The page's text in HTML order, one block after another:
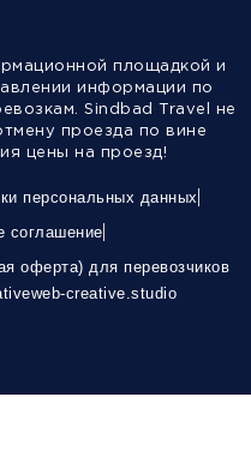
площадкой и
информации по
Sindbad Travel не
проезда по вине
цены на проезд!
персональных данных
соглашение
оферта) для перевозчиков
web-creative.studio